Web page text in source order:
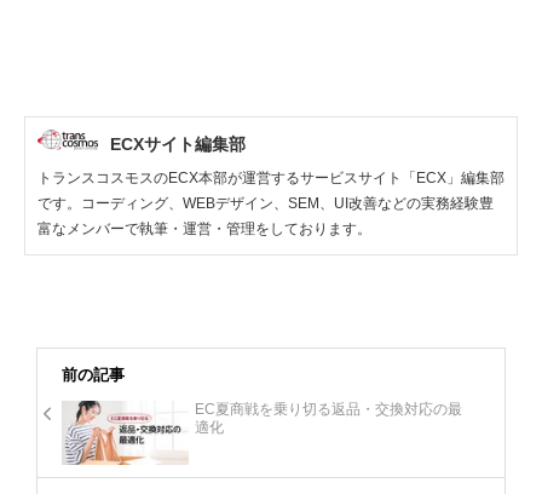
ECXサイト編集部
トランスコスモスのECX本部が運営するサービスサイト「ECX」編集部
です。コーディング、WEBデザイン、SEM、UI改善などの実務経験豊
富なメンバーで執筆・運営・管理をしております。
前の記事
EC夏商戦を乗り切る返品・交換対応の最
適化